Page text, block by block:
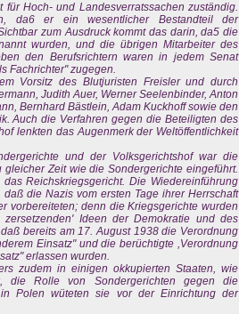
Hoch- und Landesverratssachen zuständig.
da6 er ein wesentlicher Bestandteil der
zum Ausdruck kommt das darin, da5 die
wurden, und die übrigen Mitarbeiter des
den Berufsrichtern waren in jedem Senat
Fachrichter" zugegen.
Vorsitz des Blutjuristen Freisler und durch
Judith Auer, Werner Seelenbinder, Anton
Bernhard Bästlein, Adam Kuckhoff sowie den
Auch die Verfahren gegen die Beteiligten des
lenkten das Augenmerk der Weltöffentlichkeit
und der Volksgerichtshof war die
Zeit wie die Sondergerichte eingeführt.
Reichskriegsgericht. Die Wiedereinführung
die Nazis vom ersten Tage ihrer Herrschaft
vorbereiteten; denn die Kriegsgerichte wurden
Ideen der Demokratie und des
bereits am 17. August 1938 die Verordnung
Einsatz" und die berüchtigte ,Verordnung
erlassen wurden.
zudem in einigen okkupierten Staaten, wie
die Rolle von Sondergerichten gegen die
Polen wüteten sie vor der Einrichtung der